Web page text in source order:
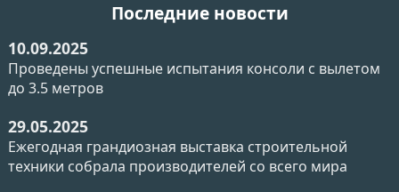
Последние новости
10.09.2025
Проведены успешные испытания консоли с вылетом
до 3.5 метров
29.05.2025
Ежегодная грандиозная выставка строительной
техники собрала производителей со всего мира